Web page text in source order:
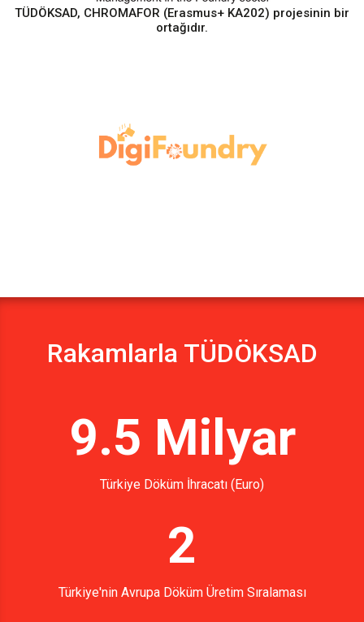
TÜDÖKSAD, CHROMAFOR (Erasmus+ KA202) projesinin bir
ortağıdır.
Rakamlarla TÜDÖKSAD
9.5 Milyar
Türkiye Döküm İhracatı (Euro)
2
Türkiye'nin Avrupa Döküm Üretim Sıralaması